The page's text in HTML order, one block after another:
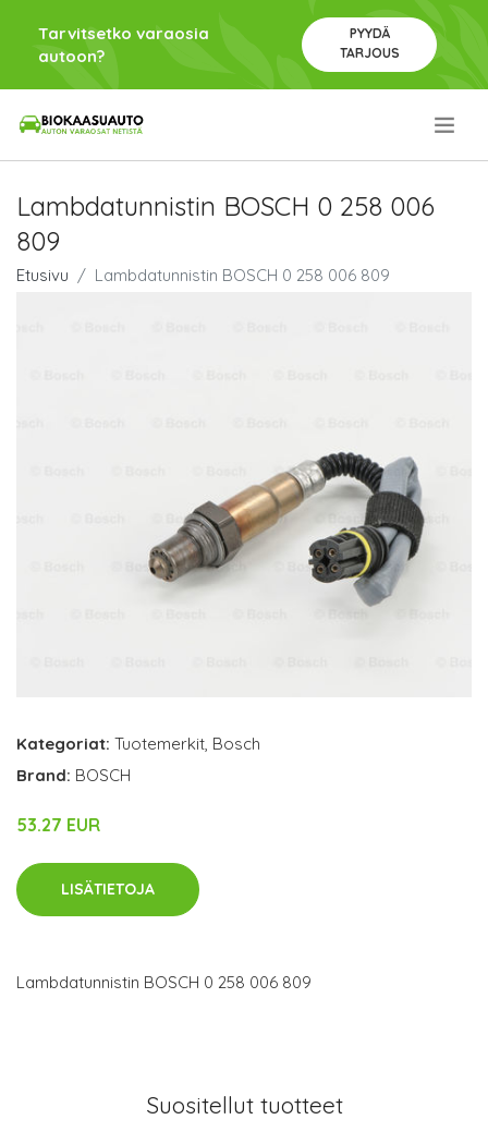
Tarvitsetko varaosia
autoon?
PYYDÄ
TARJOUS
Lambdatunnistin BOSCH 0 258 006
809
Etusivu Lambdatunnistin BOSCH 0 258 006 809
Kategoriat: Tuotemerkit, Bosch
Brand: BOSCH
53.27 EUR
LISÄTIETOJA
Lambdatunnistin BOSCH 0 258 006 809
Suositellut tuotteet